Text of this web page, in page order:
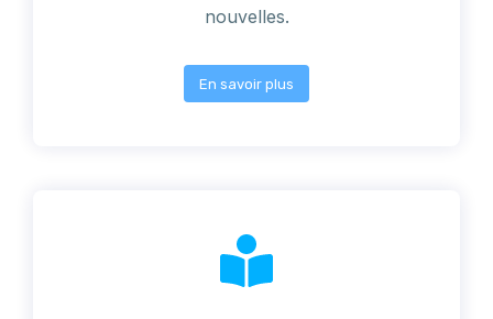
nouvelles.
En savoir plus